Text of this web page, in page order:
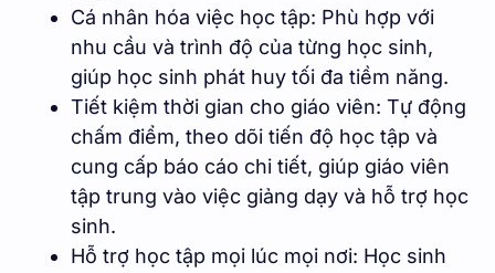
Cá nhân hóa việc học tập: Phù hợp với
nhu cầu và trình độ của từng học sinh,
giúp học sinh phát huy tối đa tiềm năng.
Tiết kiệm thời gian cho giáo viên: Tự động
chấm điểm, theo dõi tiến độ học tập và
cung cấp báo cáo chi tiết, giúp giáo viên
tập trung vào việc giảng dạy và hỗ trợ học
sinh.
Hỗ trợ học tập mọi lúc mọi nơi: Học sinh